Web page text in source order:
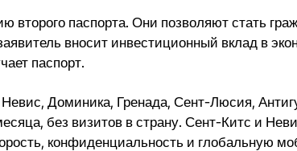
паспорта. Они позволяют стать
вносит инвестиционный вклад в
паспорт.
Доминика, Гренада, Сент-Люсия,
без визитов в страну. Сент-Китс и
конфиденциальность и глобальную